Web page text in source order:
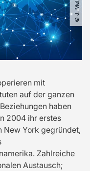
mit
auf der ganzen
haben
2004 ihr erstes
New York gegründet,
Zahlreiche
Austausch;